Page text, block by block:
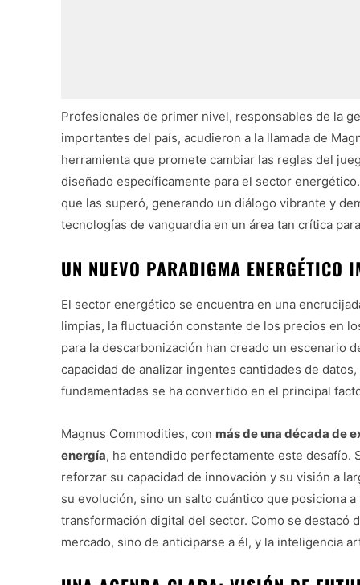
Profesionales de primer nivel, responsables de la
importantes del país, acudieron a la llamada de
herramienta que promete cambiar las reglas del
diseñado específicamente para el sector
que las superó, generando un diálogo vibrante y
tecnologías de vanguardia en un área tan crítica
UN NUEVO PARADIGMA ENERGÉTICO
El sector energético se encuentra en una
limpias, la fluctuación constante de los precios en
para la descarbonización han creado un escenario
capacidad de analizar ingentes cantidades de
fundamentadas se ha convertido en el principal
Magnus Commodities, con más de una década de
energía, ha entendido perfectamente este desafío.
reforzar su capacidad de innovación y su visión a
su evolución, sino un salto cuántico que posiciona
transformación digital del sector. Como se destacó
mercado, sino de anticiparse a él, y la inteligencia